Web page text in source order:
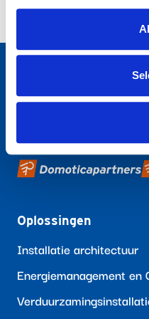
Oplossingen
Installatie architectuur
Energiemanagement en